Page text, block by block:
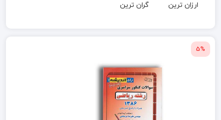
ارزان ترین گران ترین
5%